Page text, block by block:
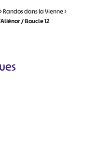
Randos dans la Vienne>
/ Boucle 12